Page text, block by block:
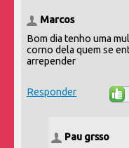
Marcos
Bom dia tenho uma
corno dela quem se
arrepender
Responder
Pau grsso